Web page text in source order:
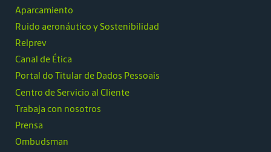
Ombudsman
Aparcamiento
Ruido aeronáutico y Sostenibilidad
Relprev
Canal de Ética
Portal do Titular de Dados Pessoais
Centro de Servicio al Cliente
Trabaja con nosotros
Prensa